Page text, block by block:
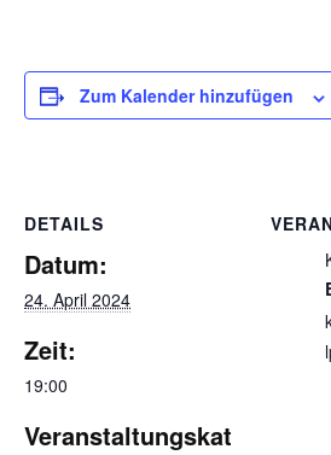
Zum Kalender hinzufügen
DETAILS
Datum:
24. April 2024
Zeit:
19:00
Veranstaltungskat